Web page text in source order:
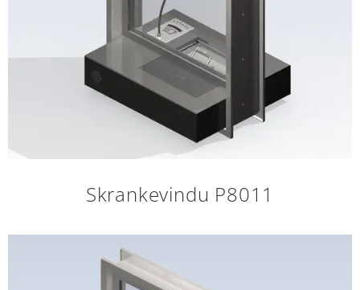
Skrankevindu P8011